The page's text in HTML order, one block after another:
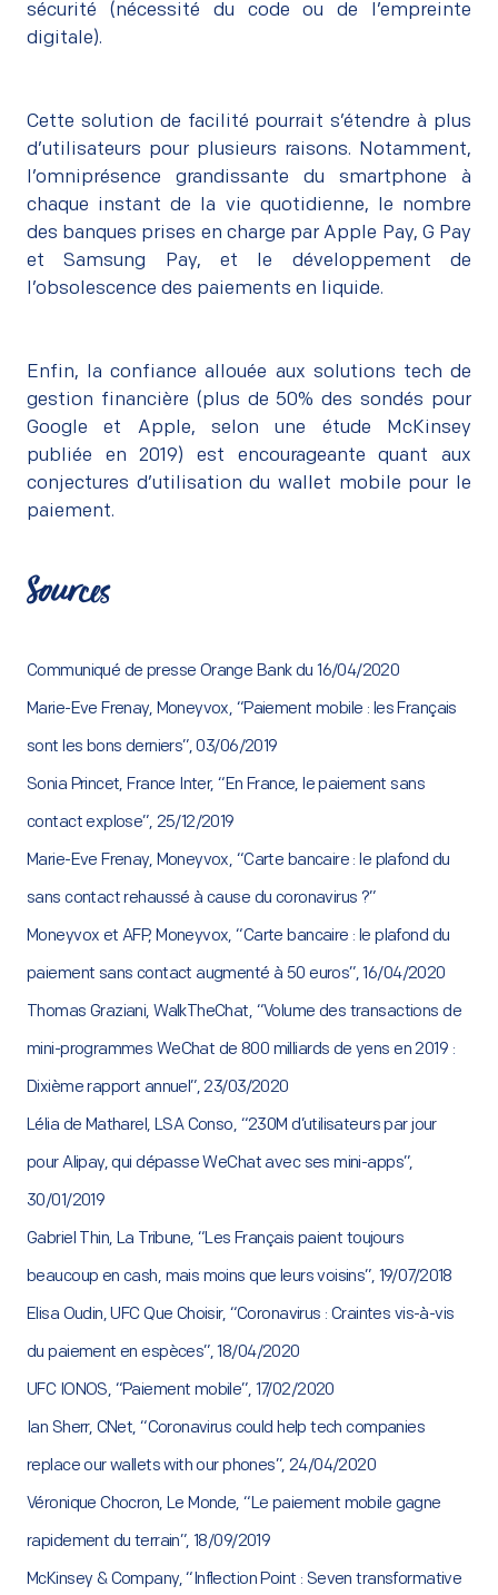
sécurité (nécessité du code ou de l’empreinte
digitale).
Cette solution de facilité pourrait s’étendre à plus
d’utilisateurs pour plusieurs raisons. Notamment,
l’omniprésence grandissante du smartphone à
chaque instant de la vie quotidienne, le nombre
des banques prises en charge par Apple Pay, G Pay
et Samsung Pay, et le développement de
l’obsolescence des paiements en liquide.
Enfin, la confiance allouée aux solutions tech de
gestion financière (plus de 50% des sondés pour
Google et Apple, selon une étude McKinsey
publiée en 2019) est encourageante quant aux
conjectures d’utilisation du wallet mobile pour le
paiement.
Sources
Communiqué de presse Orange Bank du 16/04/2020
Marie-Eve Frenay, Moneyvox, “Paiement mobile : les Français
sont les bons derniers”, 03/06/2019
Sonia Princet, France Inter, “En France, le paiement sans
contact explose”, 25/12/2019
Marie-Eve Frenay, Moneyvox, “Carte bancaire : le plafond du
sans contact rehaussé à cause du coronavirus ?”
Moneyvox et AFP, Moneyvox, “Carte bancaire : le plafond du
paiement sans contact augmenté à 50 euros”, 16/04/2020
Thomas Graziani, WalkTheChat, “Volume des transactions de
mini-programmes WeChat de 800 milliards de yens en 2019 :
Dixième rapport annuel”, 23/03/2020
Lélia de Matharel, LSA Conso, “230M d’utilisateurs par jour
pour Alipay, qui dépasse WeChat avec ses mini-apps”,
30/01/2019
Gabriel Thin, La Tribune, “Les Français paient toujours
beaucoup en cash, mais moins que leurs voisins”, 19/07/2018
Elisa Oudin, UFC Que Choisir, “Coronavirus : Craintes vis-à-vis
du paiement en espèces”, 18/04/2020
UFC IONOS, “Paiement mobile”, 17/02/2020
Ian Sherr, CNet, “Coronavirus could help tech companies
replace our wallets with our phones”, 24/04/2020
Véronique Chocron, Le Monde, “Le paiement mobile gagne
rapidement du terrain”, 18/09/2019
McKinsey & Company, “Inflection Point : Seven transformative